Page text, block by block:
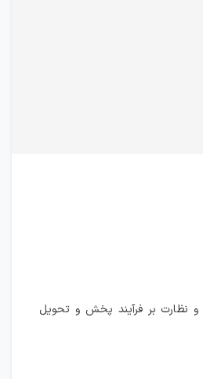
و نظارت بر فرآیند پخش و تحویل